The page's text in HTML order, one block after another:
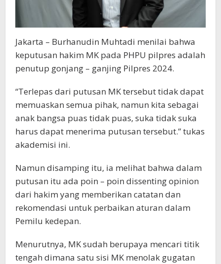
Jakarta – Burhanudin Muhtadi menilai bahwa
keputusan hakim MK pada PHPU pilpres adalah
penutup gonjang – ganjing Pilpres 2024.
“Terlepas dari putusan MK tersebut tidak dapat
memuaskan semua pihak, namun kita sebagai
anak bangsa puas tidak puas, suka tidak suka
harus dapat menerima putusan tersebut.” tukas
akademisi ini.
Namun disamping itu, ia melihat bahwa dalam
putusan itu ada poin – poin dissenting opinion
dari hakim yang memberikan catatan dan
rekomendasi untuk perbaikan aturan dalam
Pemilu kedepan.
Menurutnya, MK sudah berupaya mencari titik
tengah dimana satu sisi MK menolak gugatan